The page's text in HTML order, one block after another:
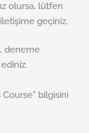
olursa, lütfen
geçiniz.
deneme
bilgisini